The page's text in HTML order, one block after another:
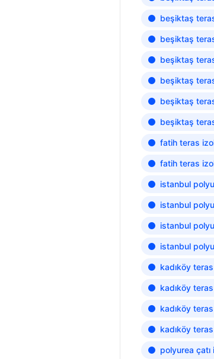
beşiktaş
beşiktaş
beşiktaş
beşiktaş
beşiktaş
beşiktaş
fatih teras
fatih teras
istanbul
istanbul
istanbul
istanbul
kadıköy
kadıköy
kadıköy
kadıköy
polyurea